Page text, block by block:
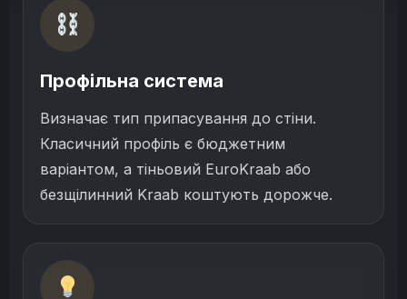
Профільна система
Визначає тип припасування до стіни.
Класичний профіль є бюджетним
варіантом, а тіньовий EuroKraab або
безщілинний Kraab коштують дорожче.